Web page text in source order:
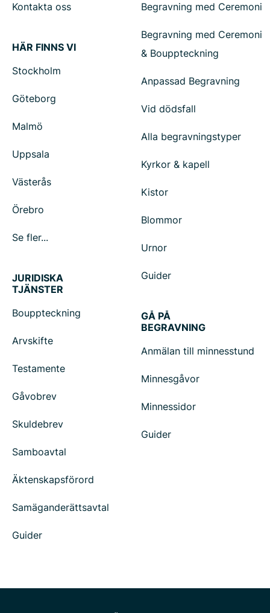
Kontakta oss
HÄR FINNS VI
Stockholm
Göteborg
Malmö
Uppsala
Västerås
Örebro
Se fler...
Begravning med Ceremoni
Begravning med Ceremoni
& Bouppteckning
Anpassad Begravning
Vid dödsfall
Alla begravningstyper
Kyrkor & kapell
Kistor
Blommor
Urnor
Guider
JURIDISKA
TJÄNSTER
Bouppteckning
Arvskifte
Testamente
Gåvobrev
Skuldebrev
Samboavtal
Äktenskapsförord
Samäganderättsavtal
Guider
GÅ PÅ
BEGRAVNING
Anmälan till minnesstund
Minnesgåvor
Minnessidor
Guider